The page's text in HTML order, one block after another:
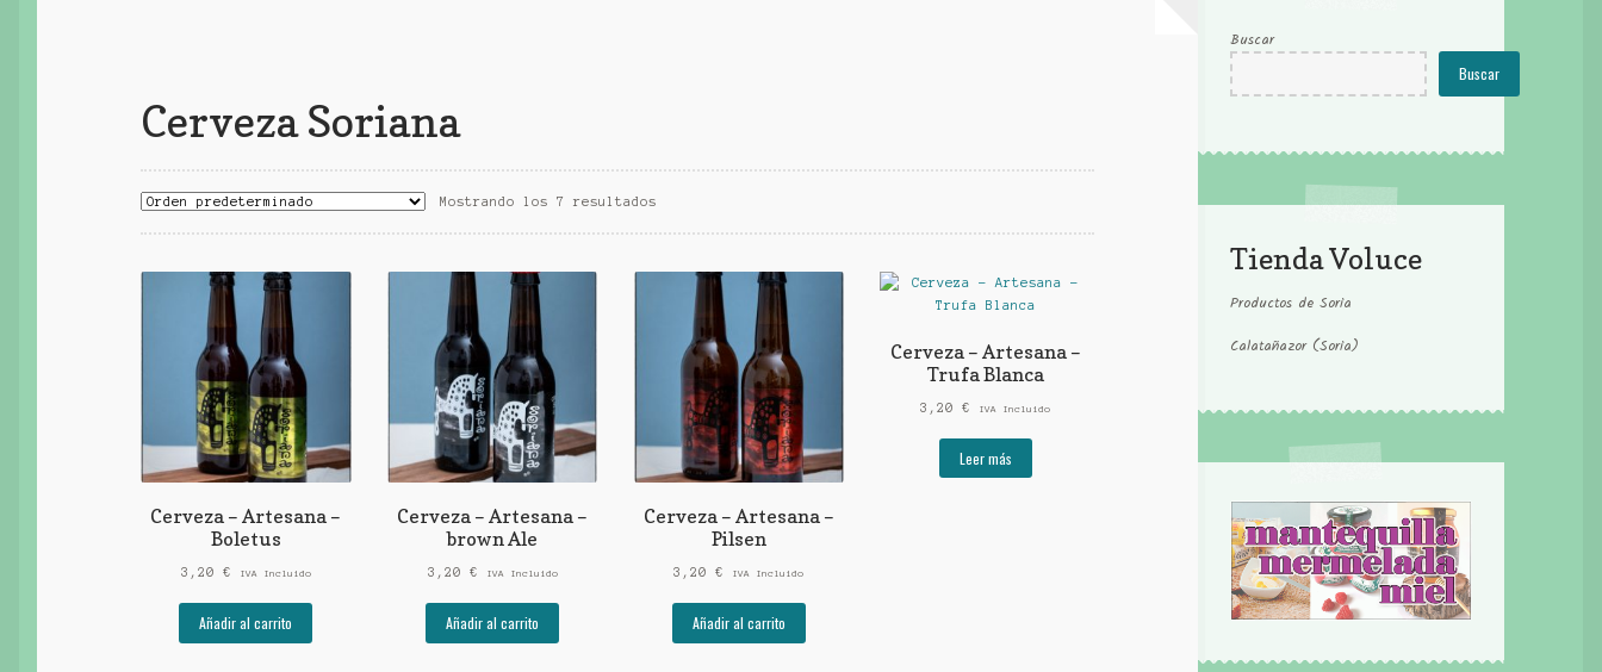
Cerveza Soriana
Mostrando los 7 resultados
Cerveza – Artesana –
Boletus
3,20 € IVA Incluido
Añadir al carrito
Cerveza – Artesana –
brown Ale
3,20 € IVA Incluido
Añadir al carrito
Cerveza – Artesana –
Pilsen
3,20€ IVA Incluido
Añadir al carrito
Cerveza – Artesana –
Trufa Blanca
3,20€ IVA Incluido
Leer más
Buscar
Buscar
Tienda Voluce
Productos de Soria
Calatañazor (Soria)